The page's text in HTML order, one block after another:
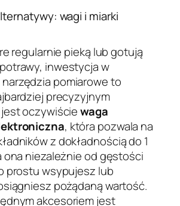
wagi i miarki
regularnie pieką lub gotują
inwestycja w
pomiarowe to
precyzyjnym
jest oczywiściewaga
, która pozwala na
z dokładnością do 1
ona niezależnie od gęstości
prostu wsypujesz lub
pożądaną wartość.
akcesoriem jest